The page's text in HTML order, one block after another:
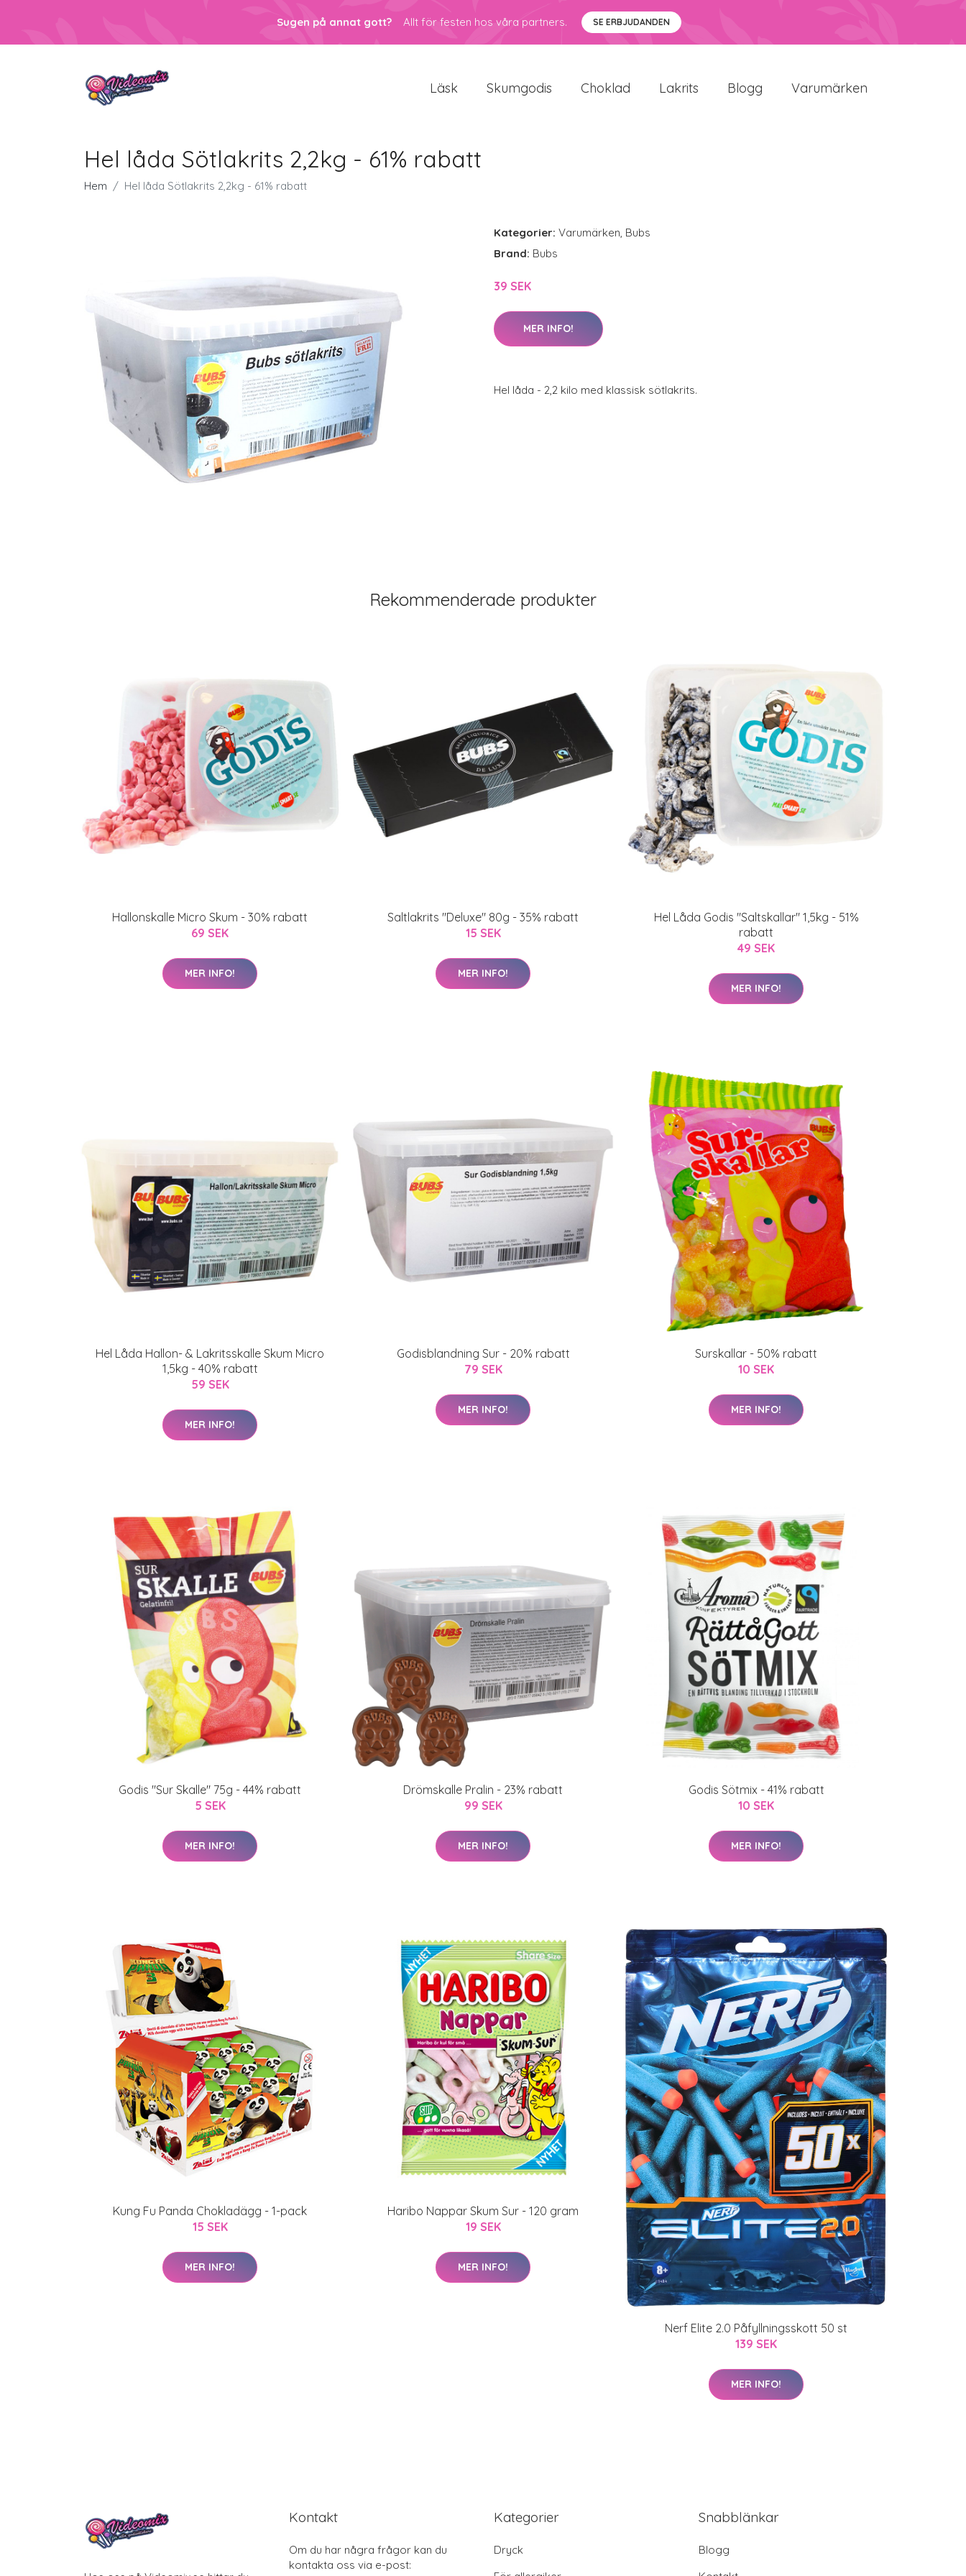
Sugen på annat gott? Allt för festen hos våra partners. SE ERBJUDANDEN
Läsk Skumgodis Choklad Lakrits Blogg Varumärken
Hel låda Sötlakrits 2,2kg - 61% rabatt
Hem Hel låda Sötlakrits 2,2kg - 61% rabatt
Kategorier: Varumärken, Bubs
Brand: Bubs
39 SEK
MER INFO!
Hel låda - 2,2 kilo med klassisk sötlakrits.
Rekommenderade produkter
Hallonskalle Micro Skum - 30% rabatt
69 SEK
MER INFO!
Saltlakrits "Deluxe" 80g - 35% rabatt
15 SEK
MER INFO!
Hel Låda Godis "Saltskallar" 1,5kg - 51%
rabatt
49 SEK
MER INFO!
Hel Låda Hallon- & Lakritsskalle Skum Micro
1,5kg - 40% rabatt
59 SEK
MER INFO!
Godisblandning Sur - 20% rabatt
79 SEK
MER INFO!
Surskallar - 50% rabatt
10 SEK
MER INFO!
Godis "Sur Skalle" 75g - 44% rabatt
5 SEK
MER INFO!
Drömskalle Pralin - 23% rabatt
99 SEK
MER INFO!
Godis Sötmix - 41% rabatt
10 SEK
MER INFO!
Kung Fu Panda Chokladägg - 1-pack
15 SEK
MER INFO!
Haribo Nappar Skum Sur - 120 gram
19 SEK
MER INFO!
Nerf Elite 2.0 Påfyllningsskott 50 st
139 SEK
MER INFO!
Kontakt
Om du har några frågor kan du
kontakta oss via e-post:
Kategorier
Dryck
Snabblänkar
Blogg